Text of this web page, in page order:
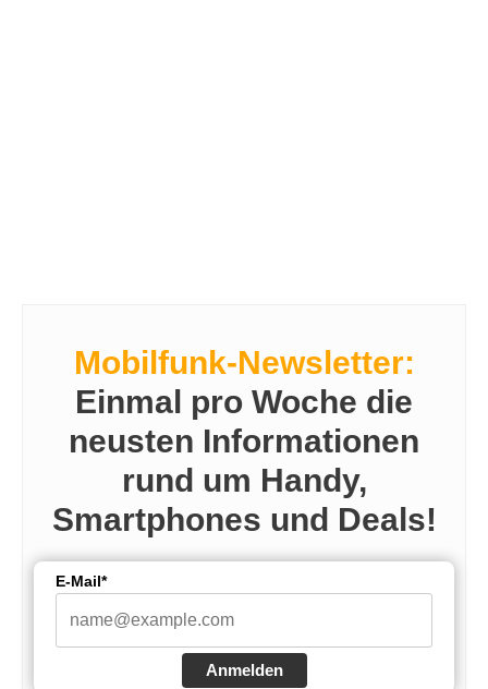
Mobilfunk-Newsletter:
Einmal pro Woche die
neusten Informationen
rund um Handy,
Smartphones und Deals!
E-Mail*
Anmelden